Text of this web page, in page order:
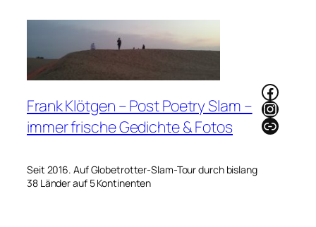
Frank Klötgen – Post Poetry Slam –
immer frische Gedichte & Fotos
Seit 2016. Auf Globetrotter-Slam-Tour durch bislang
38 Länder auf 5 Kontinenten
Link